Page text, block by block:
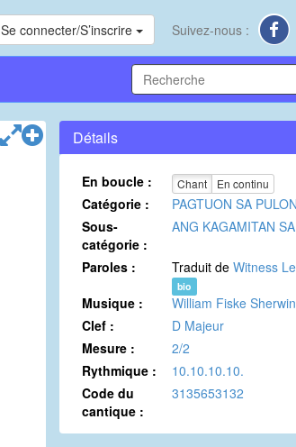
Se connecter/S’inscrire Suivez-nous :
Détails
En boucle : Chant En continu
Catégorie :
PAGTUON SA
Sous-
catégorie :
ANG KAGAMITAN
Paroles : Traduit de Witness
bio
Musique : William Fiske Sherwin
Clef :
D Majeur
Mesure :
2/2
Rythmique :
10.10.10.10.
Code du
cantique :
3135653132